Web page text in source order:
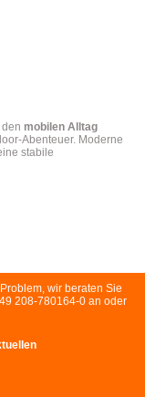
mobilen Alltag
Abenteuer. Moderne
stabile
wir beraten Sie
208-780164-0 an oder